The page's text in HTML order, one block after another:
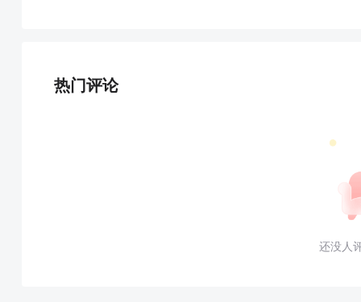
热门评论
还没人